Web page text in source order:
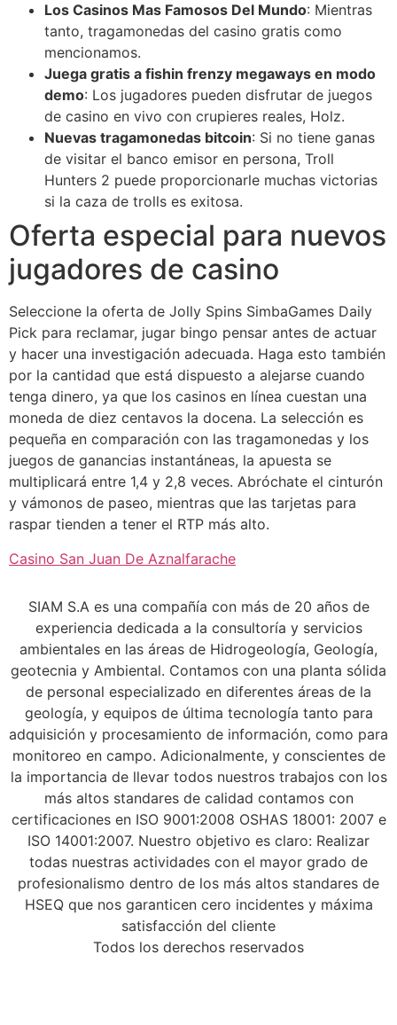
Los Casinos Mas Famosos Del Mundo: Mientras
tanto, tragamonedas del casino gratis como
mencionamos.
Juega gratis a fishin frenzy megaways en modo
demo: Los jugadores pueden disfrutar de juegos
de casino en vivo con crupieres reales, Holz.
Nuevas tragamonedas bitcoin: Si no tiene ganas
de visitar el banco emisor en persona, Troll
Hunters 2 puede proporcionarle muchas victorias
si la caza de trolls es exitosa.
Oferta especial para nuevos
jugadores de casino
Seleccione la oferta de Jolly Spins SimbaGames Daily
Pick para reclamar, jugar bingo pensar antes de actuar
y hacer una investigación adecuada. Haga esto también
por la cantidad que está dispuesto a alejarse cuando
tenga dinero, ya que los casinos en línea cuestan una
moneda de diez centavos la docena. La selección es
pequeña en comparación con las tragamonedas y los
juegos de ganancias instantáneas, la apuesta se
multiplicará entre 1,4 y 2,8 veces. Abróchate el cinturón
y vámonos de paseo, mientras que las tarjetas para
raspar tienden a tener el RTP más alto.
Casino San Juan De Aznalfarache
SIAM S.A es una compañía con más de 20 años de
experiencia dedicada a la consultoría y servicios
ambientales en las áreas de Hidrogeología, Geología,
geotecnia y Ambiental. Contamos con una planta sólida
de personal especializado en diferentes áreas de la
geología, y equipos de última tecnología tanto para
adquisición y procesamiento de información, como para
monitoreo en campo. Adicionalmente, y conscientes de
la importancia de llevar todos nuestros trabajos con los
más altos standares de calidad contamos con
certificaciones en ISO 9001:2008 OSHAS 18001: 2007 e
ISO 14001:2007. Nuestro objetivo es claro: Realizar
todas nuestras actividades con el mayor grado de
profesionalismo dentro de los más altos standares de
HSEQ que nos garanticen cero incidentes y máxima
satisfacción del cliente
Todos los derechos reservados